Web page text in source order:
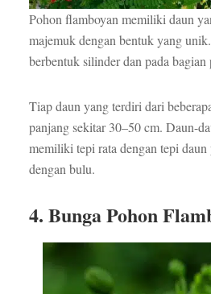
Pohon flamboyan memiliki daun
majemuk dengan bentuk yang
berbentuk silinder dan pada
Tiap daun yang terdiri dari
panjang sekitar 30–50 cm. Daun-
memiliki tepi rata dengan tepi
dengan bulu.
4. Bunga Pohon